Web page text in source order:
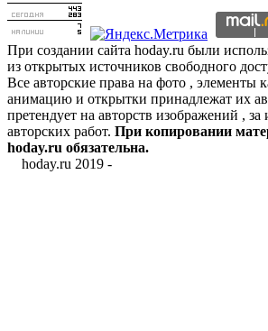
При создании сайта hoday.ru были
из открытых источников свободного
Все авторские права на фото , элементы
анимацию и открытки принадлежат их
претендует на авторств изображений ,
авторских работ. При копировании
hoday.ru обязательна.
hoday.ru 2019 -